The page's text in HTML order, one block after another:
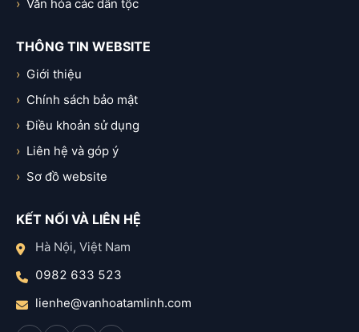
Văn hóa các dân tộc
THÔNG TIN WEBSITE
Giới thiệu
Chính sách bảo mật
Điều khoản sử dụng
Liên hệ và góp ý
Sơ đồ website
KẾT NỐI VÀ LIÊN HỆ
Hà Nội, Việt Nam
0982 633 523
lienhe@vanhoatamlinh.com